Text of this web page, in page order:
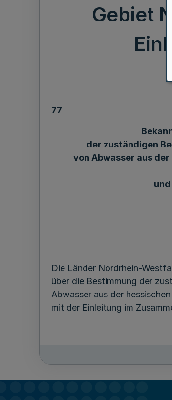
Gebiet
77
der zuständigen
von Abwasser aus
Die Länder Nordrhein-
über die Bestimmung der
Abwasser aus der
mit der Einleitung im